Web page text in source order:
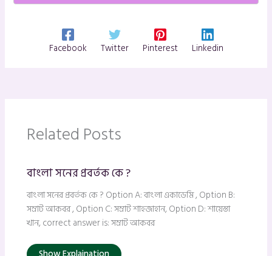
Facebook Twitter Pinterest Linkedin
Related Posts
বাংলা সনের প্রবর্তক কে ?
বাংলা সনের প্রবর্তক কে ? Option A: বাংলা একাডেমি , Option B:
সম্রাট আকবর , Option C: সম্রাট শাহজাহান, Option D: শায়েস্তা
খান, correct answer is: সম্রাট আকবর